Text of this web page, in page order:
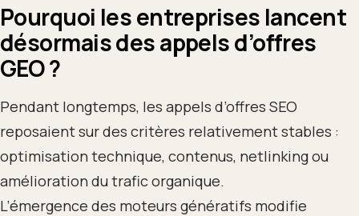
Pourquoi les entreprises lancent
désormais des appels d’offres
GEO ?
Pendant longtemps, les appels d’offres SEO
reposaient sur des critères relativement stables :
optimisation technique, contenus, netlinking ou
amélioration du trafic organique.
L’émergence des moteurs génératifs modifie